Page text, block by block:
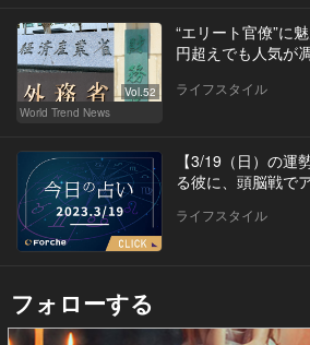
Vol.52
World Trend News
“エリート官僚”に
円超えでも人気が
ライフスタイル
【3/19（日）の運
る彼に、頭脳戦で
ライフスタイル
フォローする